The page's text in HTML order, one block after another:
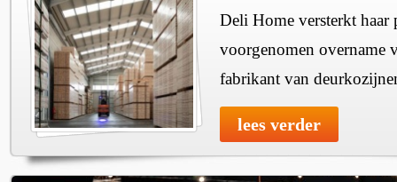
Deli Home versterkt haar
voorgenomen overname
fabrikant van
lees verder